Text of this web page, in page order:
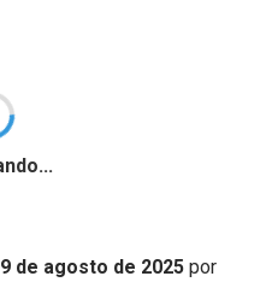
de agosto de 2025 por